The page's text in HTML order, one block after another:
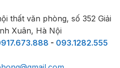
thất văn phòng, số 352 Giải
Xuân, Hà Nội
- 093.1282.555